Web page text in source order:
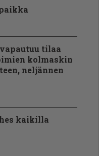
tilaa
kolmaskin
neljännen
kaikilla